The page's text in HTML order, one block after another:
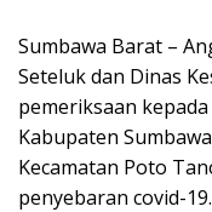
Sumbawa Barat –
Seteluk dan Dinas
pemeriksaan
Kabupaten
Kecamatan Poto
penyebaran covid-19.